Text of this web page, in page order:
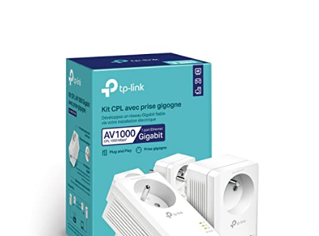
en blanc, discret et peu encombrant (9,4 x 5,4 x 4
Caractéristiques techniques :
Vitesse CPL : 600 Mbps
Wi-Fi N : jusqu'à 300 Mbps
Ports Ethernet : 2
Dimensions : 9,4 cm (L) x 5,4 cm (l) x 4 cm (H)
Poids : 440 g
Transformez vos prises électriques en points d'accès Internet